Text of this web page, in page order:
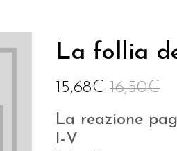
La follia
16,50€
15,68€
La reazione
I-V